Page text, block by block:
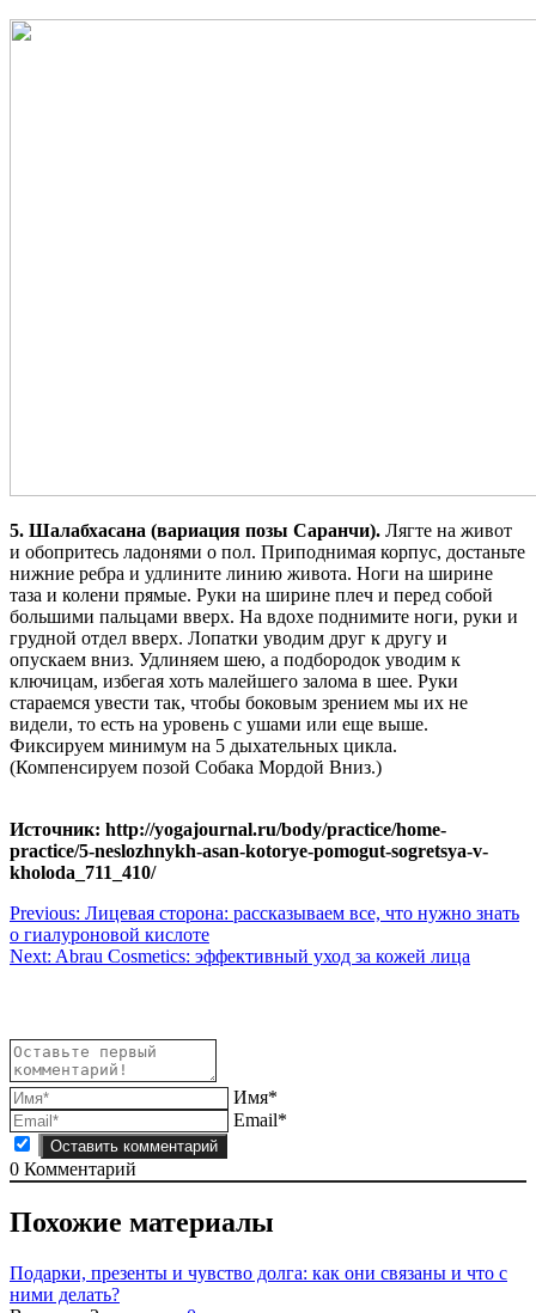
5. Шалабхасана (вариация позы Саранчи). Лягте на живот
и обопритесь ладонями о пол. Приподнимая корпус, достаньте
нижние ребра и удлините линию живота. Ноги на ширине
таза и колени прямые. Руки на ширине плеч и перед собой
большими пальцами вверх. На вдохе поднимите ноги, руки и
грудной отдел вверх. Лопатки уводим друг к другу и
опускаем вниз. Удлиняем шею, а подбородок уводим к
ключицам, избегая хоть малейшего залома в шее. Руки
стараемся увести так, чтобы боковым зрением мы их не
видели, то есть на уровень с ушами или еще выше.
Фиксируем минимум на 5 дыхательных цикла.
(Компенсируем позой Собака Мордой Вниз.)
Источник: http://yogajournal.ru/body/practice/home-
practice/5-neslozhnykh-asan-kotorye-pomogut-sogretsya-v-
kholoda_711_410/
Навигация
по
Previous: Лицевая сторона: рассказываем все, что нужно знать
о гиалуроновой кислоте
Next: Abrau Cosmetics: эффективный уход за кожей лица
Имя*
Email*
0 Комментарий
Похожие материалы
Подарки, презенты и чувство долга: как они связаны и что с
ними делать?